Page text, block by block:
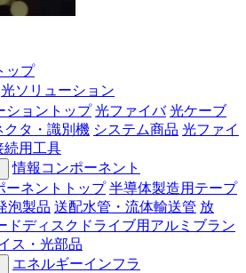
ップ
光ソリューション
ショントップ 光ファイバ 光ケーブ
クタ・識別機 システム商品 光ファイ
続用工具
情報コンポーネント
ーネントトップ 半導体製造用テープ
泡製品 送配水管・流体輸送管 放
ドディスクドライブ用アルミブラン
ス・光部品
エネルギーインフラ